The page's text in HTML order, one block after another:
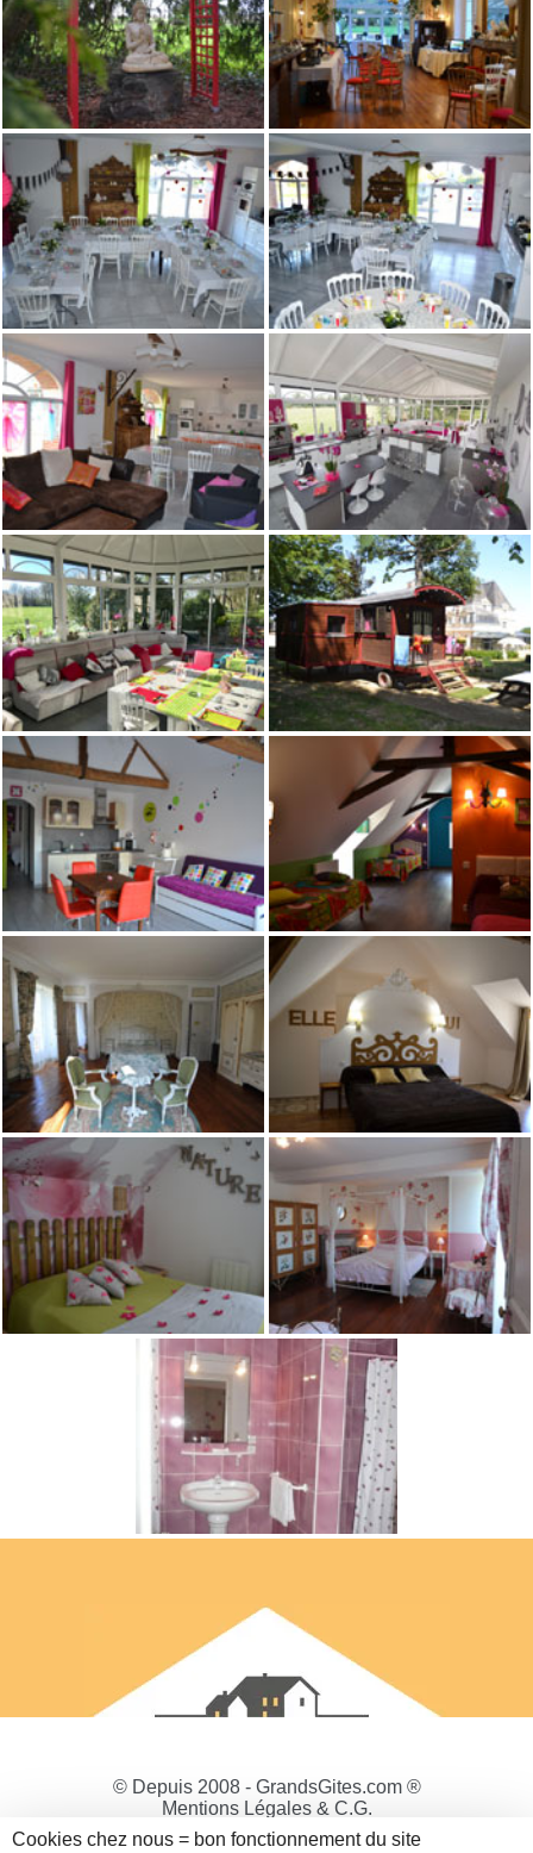
© Depuis 2008 - GrandsGites.com ®
Mentions Légales & C.G.
Politique de Confidentialité
Cookies chez nous = bon fonctionnement du site